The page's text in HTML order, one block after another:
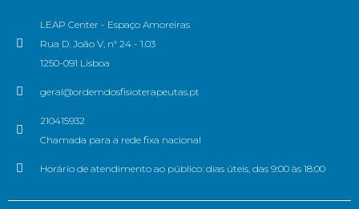
LEAP Center - Espaço Amoreiras
Rua D. João V, n° 24 - 1.03
1250-091 Lisboa
geral@ordemdosfisioterapeutas.pt
210415932
Chamada para a rede fixa nacional
Horário de atendimento ao público: dias úteis, das 9:00 às 18:00